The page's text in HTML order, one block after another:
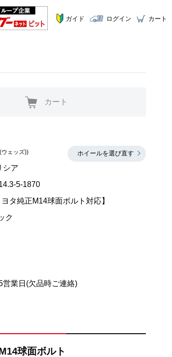
ガイド ログイン カート
カート
ホイールを選び直す
ェッズ))
シア
5-1870
タ純正M14球面ボルト対応】
ク
営業日(欠品時ご連絡)
球面ボルト